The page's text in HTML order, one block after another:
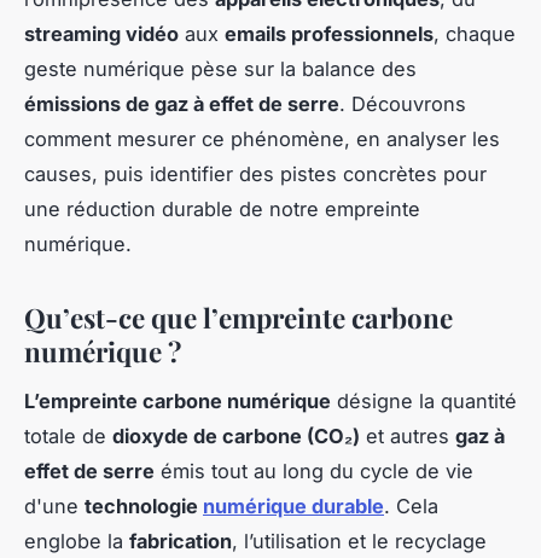
streaming vidéo aux emails professionnels, chaque
geste numérique pèse sur la balance des
émissions de gaz à effet de serre. Découvrons
comment mesurer ce phénomène, en analyser les
causes, puis identifier des pistes concrètes pour
une réduction durable de notre empreinte
numérique.
Qu’est-ce que l’empreinte carbone
numérique ?
L’empreinte carbone numérique désigne la quantité
totale de dioxyde de carbone (CO₂) et autres gaz à
effet de serre émis tout au long du cycle de vie
d'une technologie numérique durable. Cela
englobe la fabrication, l’utilisation et le recyclage